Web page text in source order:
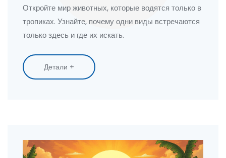
Откройте мир животных, которые водятся только в
тропиках. Узнайте, почему одни виды встречаются
только здесь и где их искать.
Детали +